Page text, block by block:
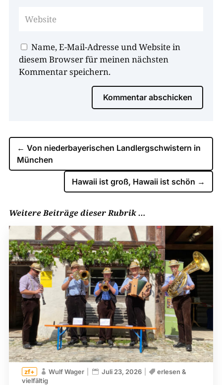
Name, E-Mail-Adresse und Website in
diesem Browser für meinen nächsten
Kommentar speichern.
Kommentar abschicken
← Von niederbayerischen Landlergschwistern in
München
Hawaii ist groß, Hawaii ist schön →
Weitere Beiträge dieser Rubrik …
Wulf Wager Juli 23, 2026
erlesen &
vielfältig